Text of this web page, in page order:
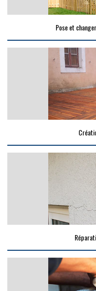
Pose et